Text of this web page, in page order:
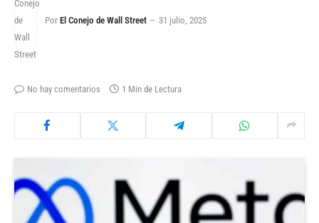
Por El Conejo de Wall Street 31 julio, 2025
No hay comentarios 1 Min de Lectura